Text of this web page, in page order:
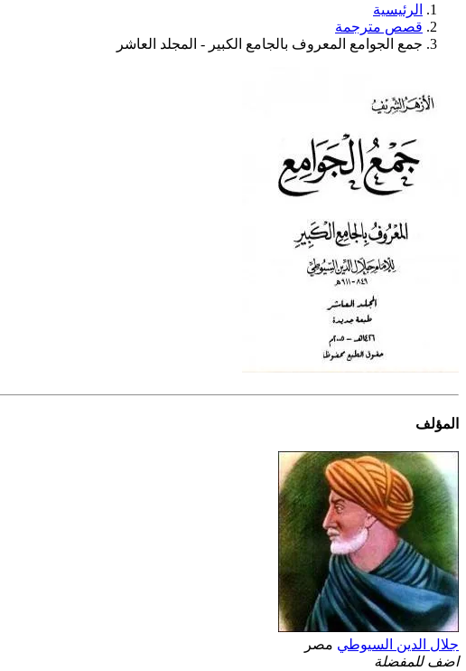
الرئيسية
قصص مترجمة
جمع الجوامع المعروف بالجامع الكبير - المجلد العاشر
المؤلف
جلال الدين السيوطي مصر
اضف للمفضلة